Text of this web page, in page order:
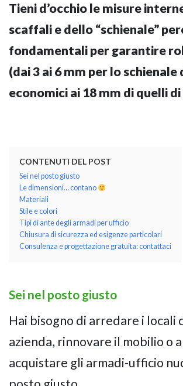
Tieni d’occhio le misure
scaffali e dello “schienale”
fondamentali per garantire
(dai 3 ai 6 mm per lo schienale
economici ai 18 mm di quelli
CONTENUTI DEL POST
Sei nel posto giusto
Le dimensioni… contano
Materiali
Stile e colori
Tipi di ante degli armadi per ufficio
Chiusura di sicurezza ed esigenze particolari
Consulenza e progettazione gratuita: contattaci
Sei nel posto giusto
Hai bisogno di arredare i locali
azienda, rinnovare il mobilio o
acquistare gli armadi-ufficio